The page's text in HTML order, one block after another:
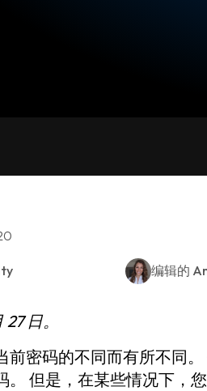
编辑的
日。
前密码的不同而有所不同
。 但是，在某些情况下，